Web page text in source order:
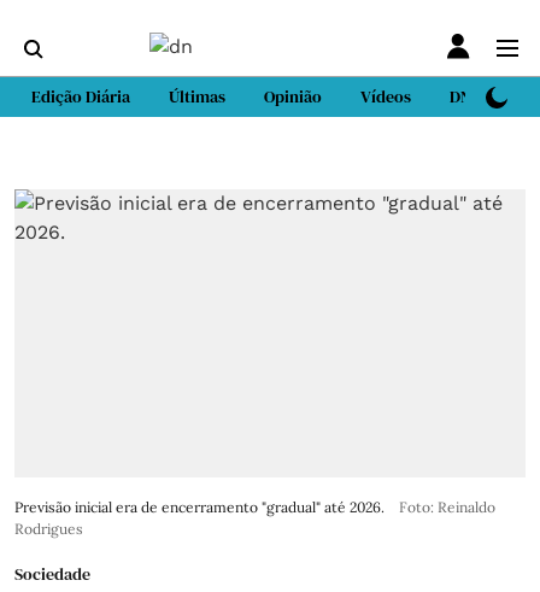
Edição Diária Últimas Opinião Vídeos DN Sport
Previsão inicial era de encerramento "gradual" até 2026.
Foto: Reinaldo
Rodrigues
Sociedade